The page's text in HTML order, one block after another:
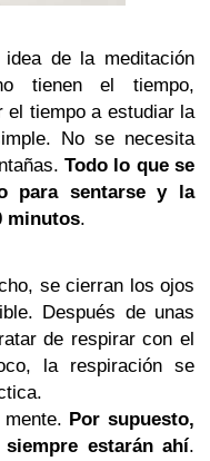
de la meditación
tienen el tiempo,
el tiempo a estudiar la
No se necesita
Todo lo que se
para sentarse y la
minutos.
se cierran los ojos
Después de unas
de respirar con el
la respiración se
Por supuesto,
estarán ahí.